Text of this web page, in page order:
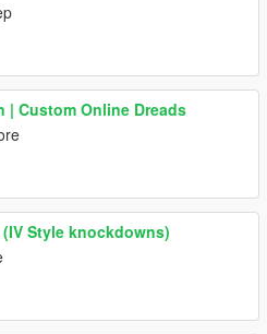
| Custom Online Dreads
(IV Style knockdowns)